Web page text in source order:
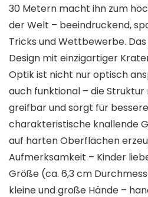
30 Metern macht ihn zum
der Welt – beeindruckend,
Tricks und Wettbewerbe.
Design mit einzigartiger
Optik ist nicht nur optisch
auch funktional – die
greifbar und sorgt für
charakteristische knallende
auf harten Oberflächen
Aufmerksamkeit – Kinder
Größe (ca. 6,3 cm
kleine und große Hände –